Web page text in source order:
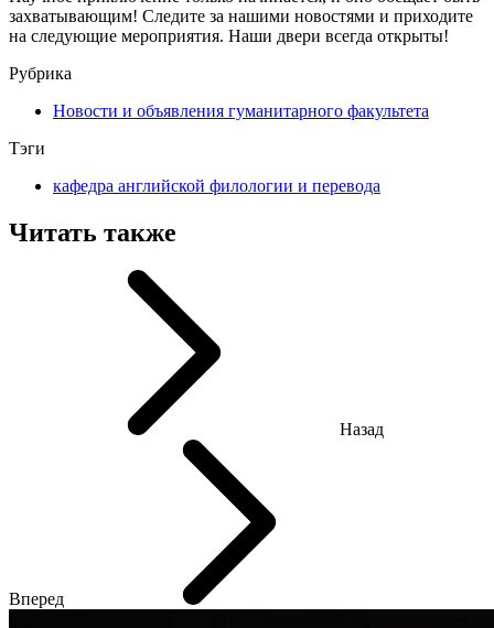
захватывающим! Следите за нашими новостями и приходите
на следующие мероприятия. Наши двери всегда открыты!
Рубрика
Новости и объявления гуманитарного факультета
Тэги
кафедра английской филологии и перевода
Читать также
Назад
Вперед